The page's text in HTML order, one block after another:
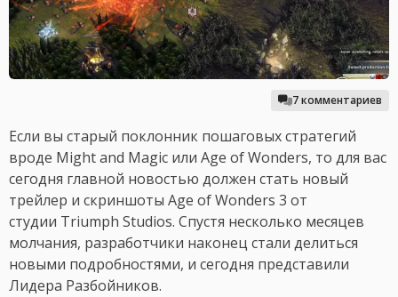
7 комментариев
Если вы старый поклонник пошаговых стратегий
вроде Might and Magic или Age of Wonders, то для вас
сегодня главной новостью должен стать новый
трейлер и скриншоты Age of Wonders 3 от
студии Triumph Studios. Спустя несколько месяцев
молчания, разработчики наконец стали делиться
новыми подробностями, и сегодня представили
Лидера Разбойников.